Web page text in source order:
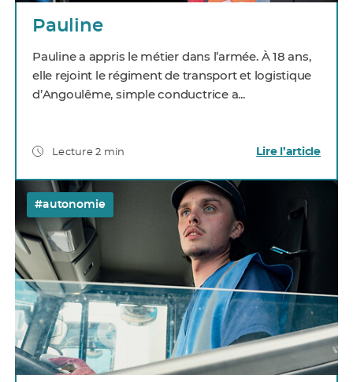
Pauline
Pauline a appris le métier dans l’armée. À 18 ans,
elle rejoint le régiment de transport et logistique
d’Angoulême, simple conductrice a...
Lecture 2 min Lire l’article
#autonomie